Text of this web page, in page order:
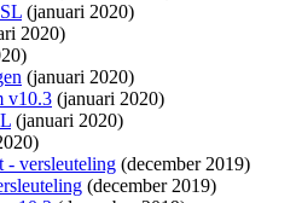
(januari 2020)
2020)
(januari 2020)
v10.3 (januari 2020)
(januari 2020)
- versleuteling (december 2019)
(december 2019)